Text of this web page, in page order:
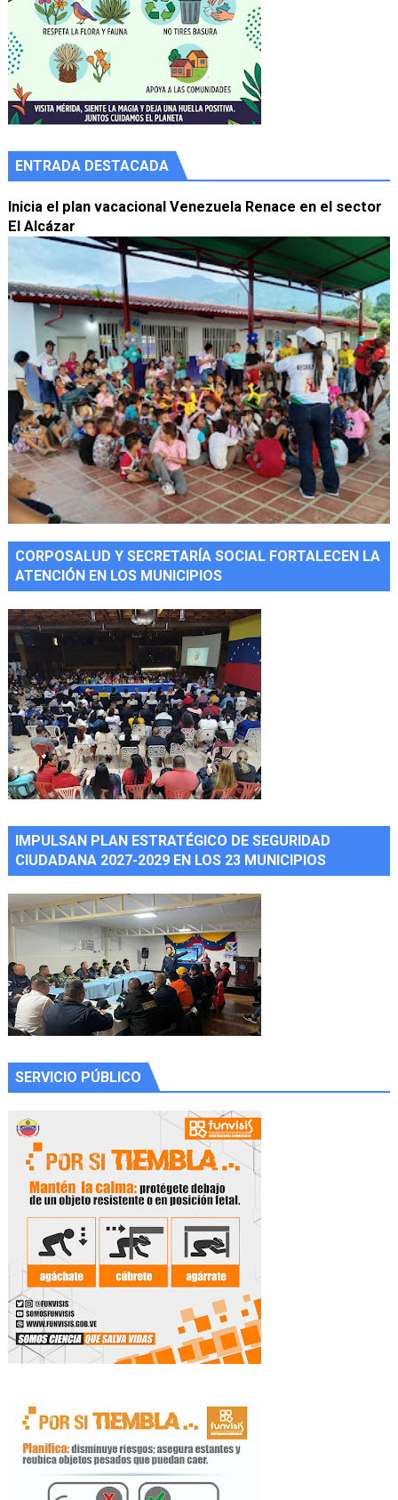
ENTRADA DESTACADA
Inicia el plan vacacional Venezuela Renace en el sector
El Alcázar
CORPOSALUD Y SECRETARÍA SOCIAL FORTALECEN LA
ATENCIÓN EN LOS MUNICIPIOS
IMPULSAN PLAN ESTRATÉGICO DE SEGURIDAD
CIUDADANA 2027-2029 EN LOS 23 MUNICIPIOS
SERVICIO PÚBLICO